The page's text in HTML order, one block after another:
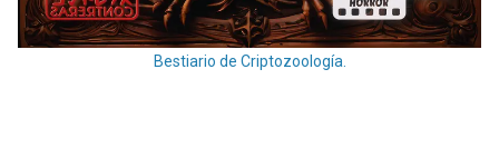
Bestiario de Criptozoología.